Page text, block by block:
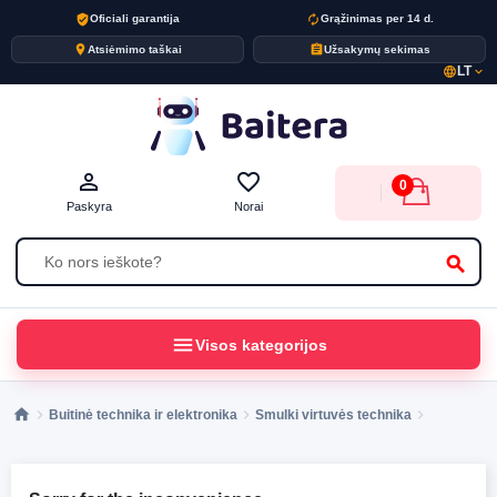
verified_userOficiali garantija autorenewGrąžinimas per 14 d.
placeAtsiėmimo taškai assignmentUžsakymų sekimas
language LTexpand_more
search
person_outline
Paskyra
favorite_border
Norai
0
menuVisos kategorijos
Buitinė technika ir elektronika Smulki virtuvės technika